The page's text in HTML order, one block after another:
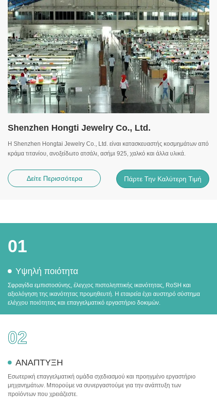
Shenzhen Hongti Jewelry Co., Ltd.
Η Shenzhen Hongtai Jewelry Co., Ltd. είναι κατασκευαστής κοσμημάτων από
κράμα τιτανίου, ανοξείδωτο ατσάλι, ασήμι 925, χαλκό και άλλα υλικά.
Δείτε Περισσότερα Πάρτε Την Καλύτερη Τιμή
01
Υψηλή ποιότητα
Σφραγίδα εμπιστοσύνης, έλεγχος πιστοληπτικής ικανότητας, RoSH και
αξιολόγηση της ικανότητας προμηθευτή. Η εταιρεία έχει αυστηρό σύστημα
ελέγχου ποιότητας και επαγγελματικό εργαστήριο δοκιμών.
02
ΑΝΑΠΤΥΞΗ
Εσωτερική επαγγελματική ομάδα σχεδιασμού και προηγμένο εργαστήριο
μηχανημάτων. Μπορούμε να συνεργαστούμε για την ανάπτυξη των
προϊόντων που χρειάζεστε.